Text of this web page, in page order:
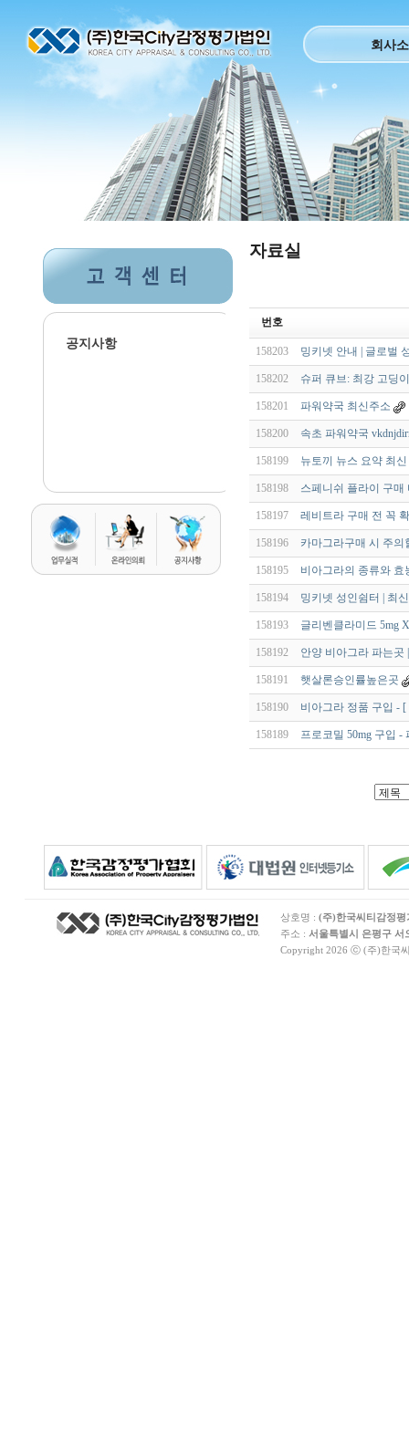
회사
공지사항
자료실
번호
158203 밍키넷 안내 | 글로벌
158202 슈퍼 큐브: 최강 고딩
158201 파워약국 최신주소
158200 속초 파워약국
158199 뉴토끼 뉴스 요약 최
158198 스페니쉬 플라이 구
158197 레비트라 구매 전 꼭
158196 카마그라구매 시 주의
158195 비아그라의 종류와 효
158194 밍키넷 성인쉼터 | 최
158193 글리벤클라미드 5mg
158192 안양 비아그라 파는
158191 햇살론승인률높은곳
158190 비아그라 정품 구입 -
158189 프로코밀 50mg 구입 -
상호명 : (주)한국씨티감정평
주소 : 서울특별시 은평구 서
Copyright 2026 ⓒ (주)한국